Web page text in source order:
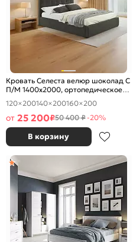
Кровать Селеста велюр шоколад С
П/М 1400x2000, ортопедическое
основание, изголовье мягкое
120×200140×200160×200
от 25 200₽50 400 ₽-20%
В корзину